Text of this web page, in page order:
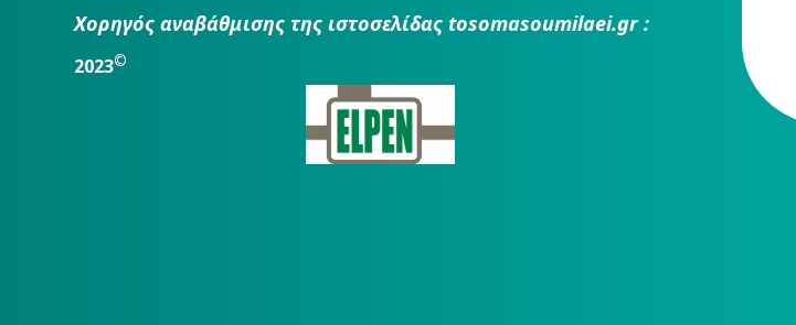
Χορηγός αναβάθμισης της ιστοσελίδας tosomasoumilaei.gr :
2023©